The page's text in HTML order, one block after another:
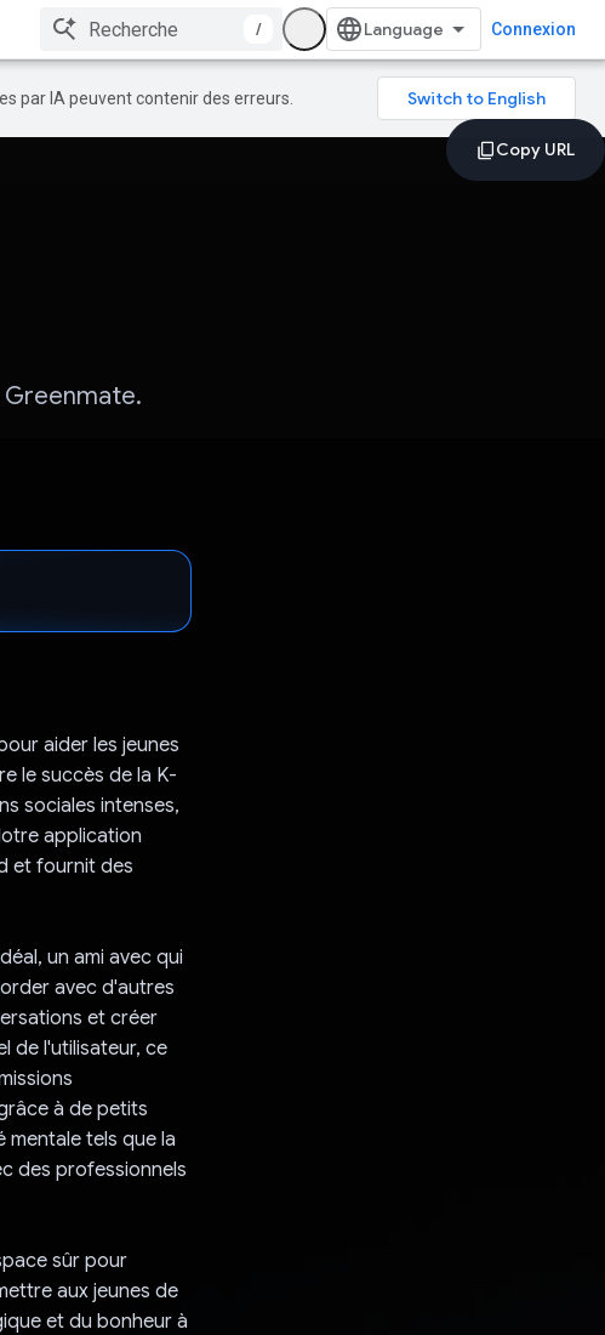
/ Connexion
par IA peuvent contenir des erreurs.
Greenmate.
aider les jeunes
le succès de la K-
sociales intenses,
application
et fournit des
un ami avec qui
avec d'autres
et créer
de l'utilisateur, ce
à de petits
mentale tels que la
des professionnels
sûr pour
aux jeunes de
et du bonheur à